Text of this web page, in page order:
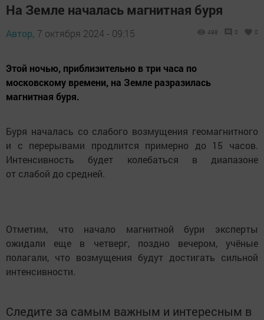
На Земле началась магнитная буря
Автор, 7 октября 2024 - 09:15 498 0 0
Этой ночью, приблизительно в три часа по
московскому времени, на Земле разразилась
магнитная буря.
Буря началась со слабого возмущения геомагнитного
и с перерывами продлится примерно до 15 часов.
Интенсивность будет колебаться в диапазоне
от слабой до средней.
Отметим, что начало магнитной бури эксперты
ожидали еще в четверг, поздно вечером, учёные
полагали, что возмущения будут достигать сильной
интенсивности.
Следите за самым важным и интересным в